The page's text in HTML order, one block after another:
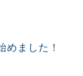
めました！